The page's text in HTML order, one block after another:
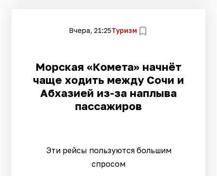
Вчера, 21:25Туризм
Морская «Комета» начнёт
чаще ходить между Сочи и
Абхазией из-за наплыва
пассажиров
Эти рейсы пользуются большим
спросом